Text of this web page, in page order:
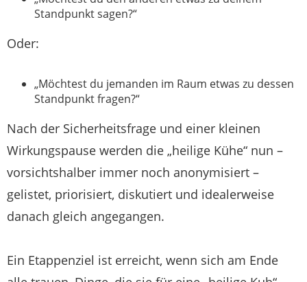
Standpunkt sagen?“
Oder:
„Möchtest du jemanden im Raum etwas zu dessen
Standpunkt fragen?“
Nach der Sicherheitsfrage und einer kleinen
Wirkungspause werden die „heilige Kühe“ nun –
vorsichtshalber immer noch anonymisiert –
gelistet, priorisiert, diskutiert und idealerweise
danach gleich angegangen.
Ein Etappenziel ist erreicht, wenn sich am Ende